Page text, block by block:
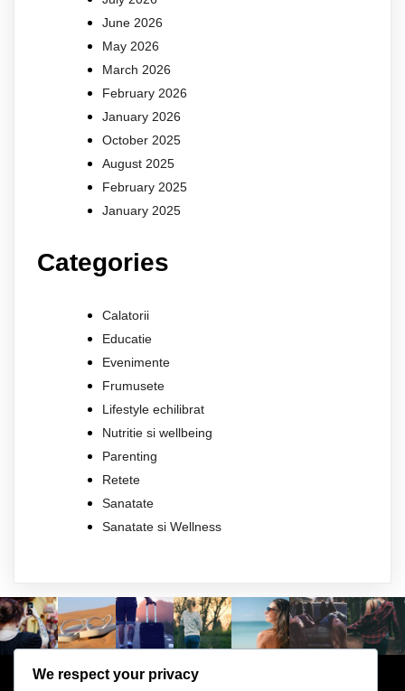
June 2026
May 2026
March 2026
February 2026
January 2026
October 2025
August 2025
February 2025
January 2025
Categories
Calatorii
Educatie
Evenimente
Frumusete
Lifestyle echilibrat
Nutritie si wellbeing
Parenting
Retete
Sanatate
Sanatate si Wellness
We respect your privacy